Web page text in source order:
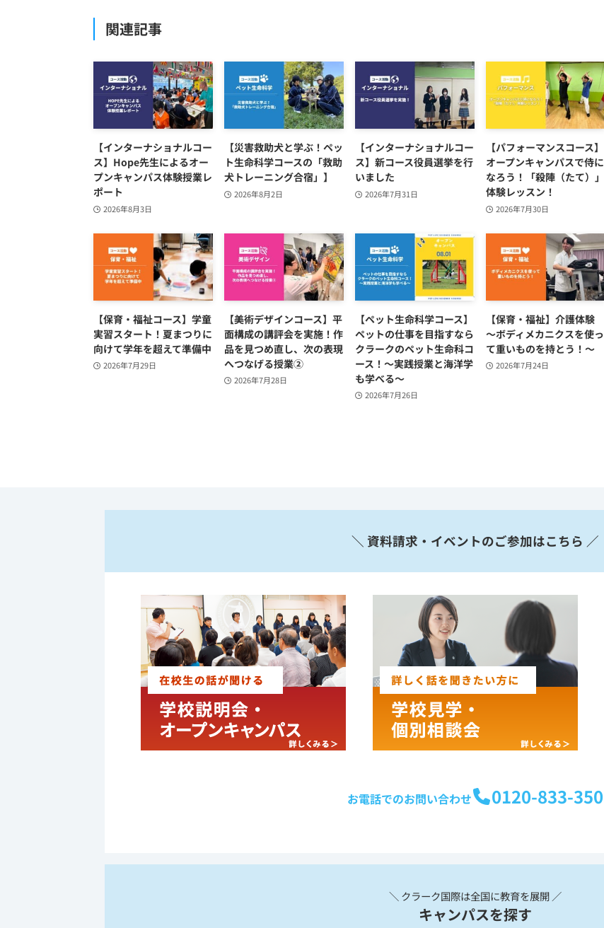
関連記事
【インターナショナルコー
ス】Hope先生によるオー
プンキャンパス体験授業レ
ポート
2026年8月3日
【災害救助犬と学ぶ！ペッ
ト生命科学コースの「救助
犬トレーニング合宿」】
2026年8月2日
【インターナショナルコー
ス】新コース役員選挙を行
いました
2026年7月31日
【パフォーマンスコース】
オープンキャンパスで侍に
なろう！「殺陣（たて）」
体験レッスン！
2026年7月30日
【保育・福祉コース】学童
実習スタート！夏まつりに
向けて学年を超えて準備中
2026年7月29日
【美術デザインコース】平
面構成の講評会を実施！作
品を見つめ直し、次の表現
へつなげる授業②
2026年7月28日
【ペット生命科学コース】
ペットの仕事を目指すなら
クラークのペット生命科コ
ース！～実践授業と海洋学
も学べる～
2026年7月26日
【保育・福祉】介護体験
～ボディメカニクスを使っ
て重いものを持とう！～
2026年7月24日
＼ 資料請求・イベントのご参加はこちら ／
お電話でのお問い合わせ 0120-833-350
＼ クラーク国際は全国に教育を展開 ／
キャンパスを探す